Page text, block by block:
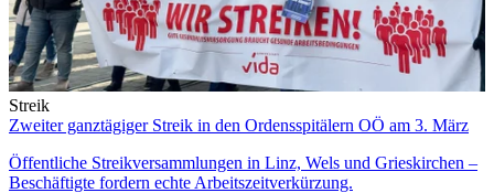
Streik
Zweiter ganztägiger Streik in den Ordensspitälern OÖ am 3. März
Öffentliche Streikversammlungen in Linz, Wels und Grieskirchen –
Beschäftigte fordern echte Arbeitszeitverkürzung.